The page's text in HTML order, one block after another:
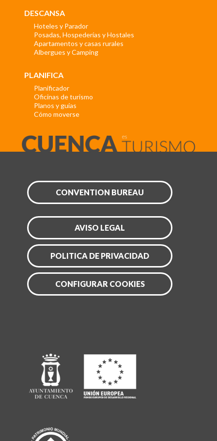
DESCANSA
Hoteles y Parador
Posadas, Hospederías y Hostales
Apartamentos y casas rurales
Albergues y Camping
PLANIFICA
Planificador
Oficinas de turismo
Planos y guías
Cómo moverse
CONVENTION BUREAU
AVISO LEGAL
POLITICA DE PRIVACIDAD
CONFIGURAR COOKIES